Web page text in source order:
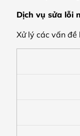
Dịch vụ sửa lỗi
Xử lý các vấn